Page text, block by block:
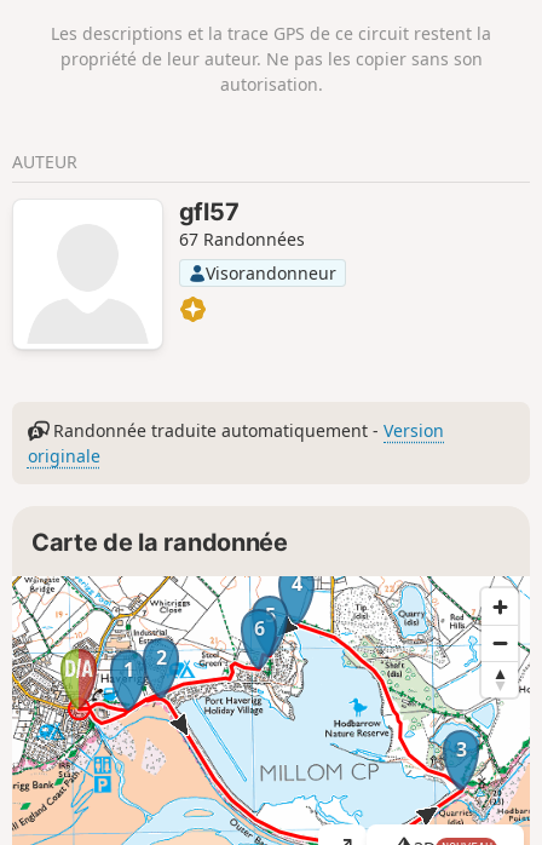
Les descriptions et la trace GPS de ce circuit restent la
propriété de leur auteur. Ne pas les copier sans son
autorisation.
AUTEUR
gfl57
67 Randonnées
Visorandonneur
Randonnée traduite automatiquement -Version
originale
Carte de la randonnée
1 2
3
4
5
6